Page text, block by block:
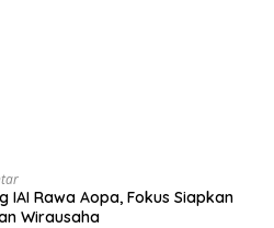
IAI Rawa Aopa, Fokus Siapkan
Wirausaha